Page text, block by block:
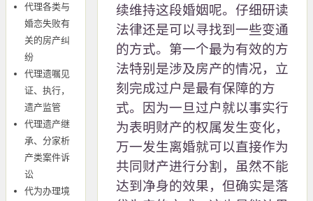
代理各类与
婚恋失败有
关的房产纠
纷
代理遗嘱见
证、执行，
遗产监管
代理遗产继
承、分家析
产类案件诉
讼
代为办理境
续维持这段婚姻呢。仔细研读
法律还是可以寻找到一些变通
的方式。第一个最为有效的方
法特别是涉及房产的情况，立
刻完成过户是最有保障的方
式。因为一旦过户就以事实行
为表明财产的权属发生变化，
万一发生离婚就可以直接作为
共同财产进行分割，虽然不能
达到净身的效果，但确实是落